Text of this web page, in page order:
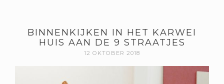
BINNENKIJKEN IN HET KARWEI
HUIS AAN DE 9 STRAATJES
12 OKTOBER 2018